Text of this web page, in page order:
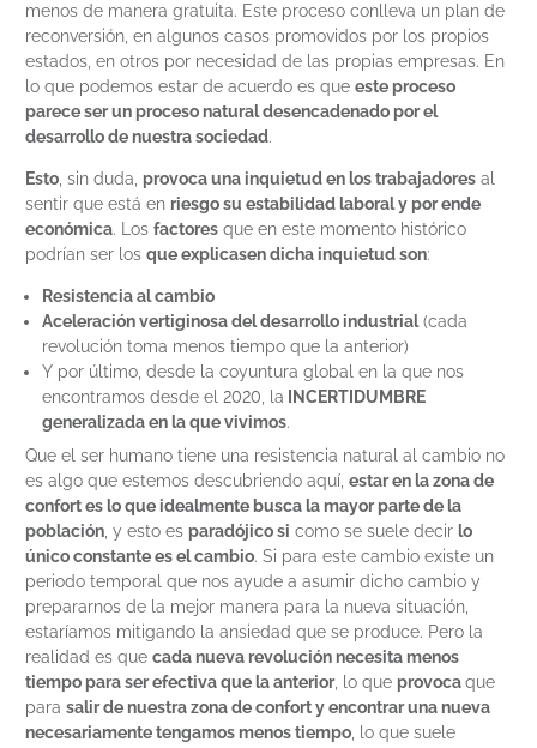
menos de manera gratuita. Este proceso conlleva un plan de
reconversión, en algunos casos promovidos por los propios
estados, en otros por necesidad de las propias empresas. En
lo que podemos estar de acuerdo es que este proceso
parece ser un proceso natural desencadenado por el
desarrollo de nuestra sociedad.
Esto, sin duda, provoca una inquietud en los trabajadores al
sentir que está en riesgo su estabilidad laboral y por ende
económica. Los factores que en este momento histórico
podrían ser los que explicasen dicha inquietud son:
Resistencia al cambio
Aceleración vertiginosa del desarrollo industrial(cada
revolución toma menos tiempo que la anterior)
Y por último, desde la coyuntura global en la que nos
encontramos desde el 2020, la INCERTIDUMBRE
generalizada en la que vivimos.
Que el ser humano tiene una resistencia natural al cambio no
es algo que estemos descubriendo aquí, estar en la zona de
confort es lo que idealmente busca la mayor parte de la
población, y esto es paradójico si como se suele decir lo
único constante es el cambio. Si para este cambio existe un
periodo temporal que nos ayude a asumir dicho cambio y
prepararnos de la mejor manera para la nueva situación,
estaríamos mitigando la ansiedad que se produce. Pero la
realidad es que cada nueva revolución necesita menos
tiempo para ser efectiva que la anterior, lo que provocaque
para salir de nuestra zona de confort y encontrar una nueva
necesariamente tengamos menos tiempo, lo que suele